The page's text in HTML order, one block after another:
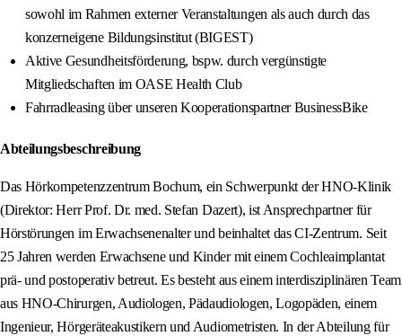
sowohl im Rahmen externer Veranstaltungen als auch durch das
konzerneigene Bildungsinstitut (BIGEST)
Aktive Gesundheitsförderung, bspw. durch vergünstigte
Mitgliedschaften im OASE Health Club
Fahrradleasing über unseren Kooperationspartner BusinessBike
Abteilungsbeschreibung
Das Hörkompetenzzentrum Bochum, ein Schwerpunkt der HNO-Klinik
(Direktor: Herr Prof. Dr. med. Stefan Dazert), ist Ansprechpartner für
Hörstörungen im Erwachsenenalter und beinhaltet das CI-Zentrum. Seit
25 Jahren werden Erwachsene und Kinder mit einem Cochleaimplantat
prä- und postoperativ betreut. Es besteht aus einem interdisziplinären Team
aus HNO-Chirurgen, Audiologen, Pädaudiologen, Logopäden, einem
Ingenieur, Hörgeräteakustikern und Audiometristen. In der Abteilung für